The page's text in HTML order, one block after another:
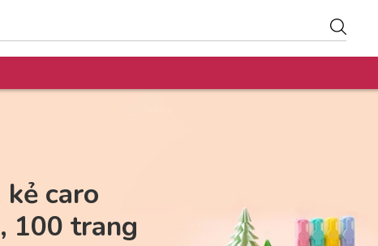
caro
100 trang